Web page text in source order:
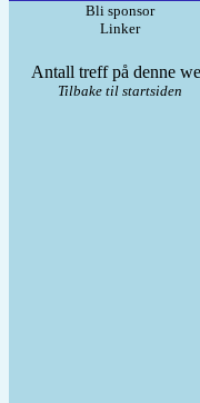
Bli sponsor
Linker
Antall treff på denne
Tilbake til startsiden